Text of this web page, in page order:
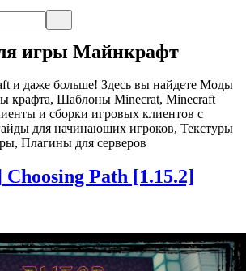
игры Майнкрафт
и даже больше! Здесь вы найдете Моды
крафта, Шаблоны Minecrat, Minecraft
и сборки игровых клиентов с
для начинающих игроков, Текстуры
Плагины для серверов
Path [1.15.2]